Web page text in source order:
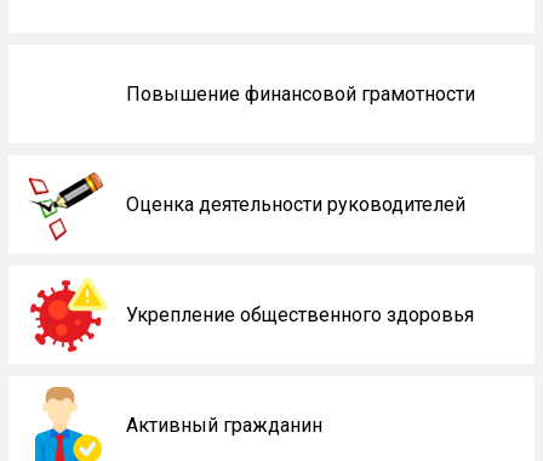
Повышение финансовой грамотности
Оценка деятельности руководителей
Укрепление общественного здоровья
Активный гражданин